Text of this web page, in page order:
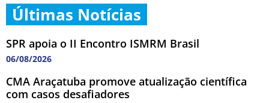
Últimas Notícias
SPR apoia o II Encontro ISMRM Brasil
06/08/2026
CMA Araçatuba promove atualização científica
com casos desafiadores